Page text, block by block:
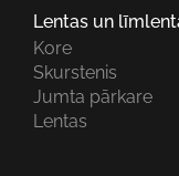
Lentas un
Kore
Skurstenis
Jumta pārkare
Lentas